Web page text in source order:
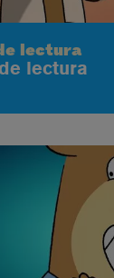
lectura
lectura